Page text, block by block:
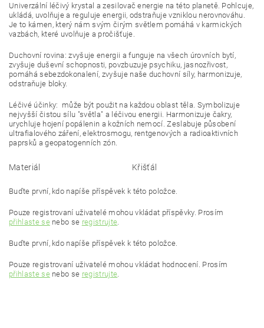
Univerzální léčivý krystal a zesilovač energie na této planetě. Pohlcuje,
ukládá, uvolňuje a reguluje energii, odstraňuje vzniklou nerovnováhu.
Je to kámen, který nám svým čirým světlem pomáhá v karmických
vazbách, které uvolňuje a pročišťuje.
Duchovní rovina: zvyšuje energii a funguje na všech úrovních bytí,
zvyšuje duševní schopnosti, povzbuzuje psychiku, jasnozřivost,
pomáhá sebezdokonalení, zvyšuje naše duchovní síly, harmonizuje,
odstraňuje bloky.
Léčivé účinky: může být použit na každou oblast těla. Symbolizuje
nejvyšší čistou sílu "světla" a léčivou energii. Harmonizuje čakry,
urychluje hojení popálenin a kožních nemocí. Zeslabuje působení
ultrafialového záření, elektrosmogu, rentgenových a radioaktivních
paprsků a geopatogenních zón.
Materiál Křišťál
Buďte první, kdo napíše příspěvek k této položce.
Pouze registrovaní uživatelé mohou vkládat příspěvky. Prosím
přihlaste senebo se registrujte
Buďte první, kdo napíše příspěvek k této položce.
Pouze registrovaní uživatelé mohou vkládat hodnocení. Prosím
přihlaste senebo se registrujte